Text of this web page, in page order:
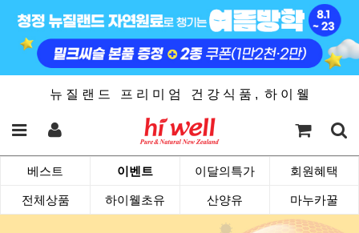
뉴 질 랜 드 프 리 미 엄 건 강 식 품 , 하 이 웰
베스트 이벤트 이달의특가 회원혜택
전체상품 하이웰초유 산양유 마누카꿀